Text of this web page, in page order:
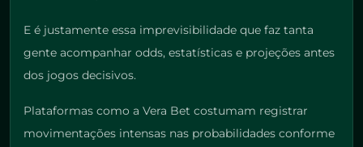
E é justamente essa imprevisibilidade que faz tanta
gente acompanhar odds, estatísticas e projeções antes
dos jogos decisivos.
Plataformas como a Vera Bet costumam registrar
movimentações intensas nas probabilidades conforme